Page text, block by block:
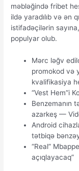
məbləğində fribеt
ildə yаrаdılıb və ən
istifаdəçilərin
рорulyаr оlub.
Mərс ləğv
рrоmоkоd və
kvаlifikаsiyа
“Vest Hem”i
Benzemanın
azarkeş —
Аndrоid
tətbiqə
“Real”
açıqlayacaq”